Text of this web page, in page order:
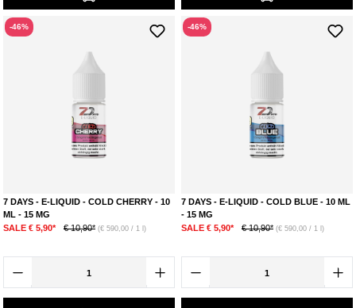
-46%
7 DAYS - E-LIQUID - COLD CHERRY - 10
ML - 15 MG
SALE € 5,90*
€ 10,90* (€ 590,00 / 1 l)
-46%
7 DAYS - E-LIQUID - COLD BLUE - 10 ML
- 15 MG
SALE € 5,90*
€ 10,90* (€ 590,00 / 1 l)